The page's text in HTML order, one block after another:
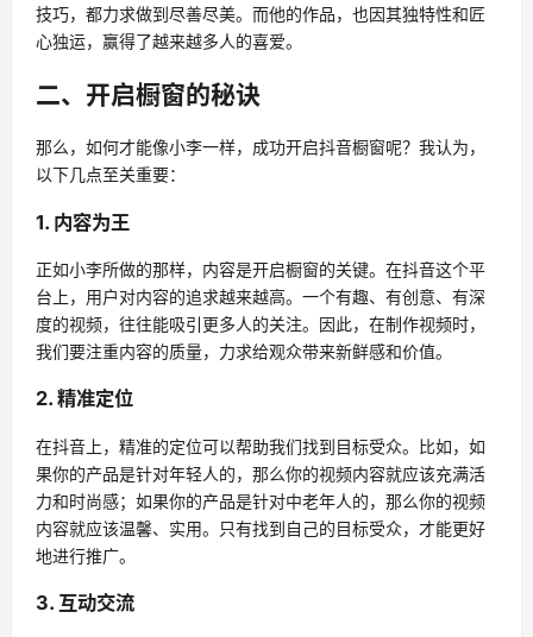
技巧，都力求做到尽善尽美。而他的作品，也因其独特性和匠
心独运，赢得了越来越多人的喜爱。
二、开启橱窗的秘诀
那么，如何才能像小李一样，成功开启抖音橱窗呢？我认为，
以下几点至关重要：
1. 内容为王
正如小李所做的那样，内容是开启橱窗的关键。在抖音这个平
台上，用户对内容的追求越来越高。一个有趣、有创意、有深
度的视频，往往能吸引更多人的关注。因此，在制作视频时，
我们要注重内容的质量，力求给观众带来新鲜感和价值。
2. 精准定位
在抖音上，精准的定位可以帮助我们找到目标受众。比如，如
果你的产品是针对年轻人的，那么你的视频内容就应该充满活
力和时尚感；如果你的产品是针对中老年人的，那么你的视频
内容就应该温馨、实用。只有找到自己的目标受众，才能更好
地进行推广。
3. 互动交流